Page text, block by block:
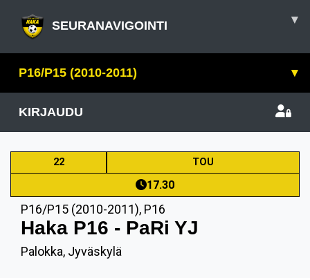
SEURANAVIGOINTI ▾
P16/P15 (2010-2011) ▾
KIRJAUDU
22 TOU
17.30
P16/P15 (2010-2011), P16
Haka P16 - PaRi YJ
Palokka, Jyväskylä